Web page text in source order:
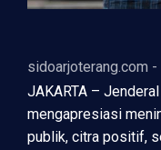
sidoarjoterang.com -
JAKARTA –
mengapresiasi
publik, citra positif,